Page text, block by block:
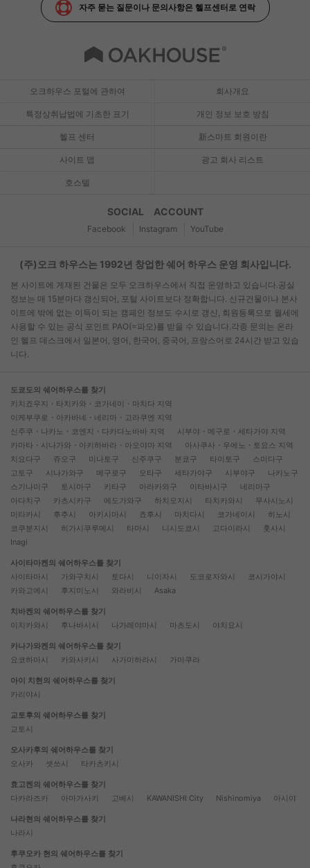
자주 묻는 질문이나 문의사항은 헬프센터로 연락
오크하우스 포털에 관하여 회사개요
특정상취납법에 기초한 표기 개인 정보 보호 방침
헬프 센터 新스마트 회원이란
사이트 맵 광고 회사 리스트
호스텔
SOCIAL ACCOUNT
Facebook Instagram YouTube
(주)오크 하우스는 1992년 창업한 쉐어 하우스 운영 회사입니다.
본 사이트에 게재된 건물은 모두 오크하우스에서 직접 운영하고 있습니다.공실
정보는 매 15분마다 갱신되어, 포털 사이트보다 정확합니다. 신규건물이나 본사
이트에 밖에 없는 이득이 되는 캠페인 정보도 수시로 갱신, 회원등록으로 월세에
사용할 수 있는 공식 포인트 PAO(=파오)를 받을 수 있습니다.각종 문의는 온라
인 헬프 데스크에서 일본어, 영어, 한국어, 중국어, 프랑스어로 24시간 받고 있습
니다.
도쿄도의 쉐어하우스를 찾기
키치죠우지・타치카와・코가네이・마치다 지역
이케부쿠로・아카바네・네리마・고라쿠엔 지역
신주쿠・나카노・코엔지・다카다노바바 지역
시부야・메구로・세타가야 지역
카마타・시나가와・아키하바라・아오야마 지역
아사쿠사・우에노・토요스 지역
치요다구
쥬오구 미나토구 신주쿠구 분쿄구 타이토구
스미다구
고토구
시나가와구 메구로구 오타구 세타가야구 시부야구
나카노구
스기나미구
토시마구 키타구 아라카와구 이타바시구
네리마구
아다치구
카츠시카구 에도가와구 하치오지시 타치카와시
무사시노시
미타카시
후추시 아키시마시 쵸후시 마치다시 코가네이시
히노시
코쿠분지시
히가시쿠루메시 타마시 니시도쿄시 고다이라시
훗사시
Inagi
사이타마켄의 쉐어하우스를 찾기
사이타마시
가와구치시 토다시 니이자시 도코로자와시
코시가야시
카와고에시
후지미노시 와라비시 Asaka
치바켄의 쉐어하우스를 찾기
이치카와시
후나바시시 나가레야마시 마츠도시 야치요시
카나가와켄의 쉐어하우스를 찾기
요코하마시
카와사키시 사가미하라시 가마쿠라
아이 치현의 쉐어하우스를 찾기
카리야시
교토후의 쉐어하우스를 찾기
교토시
오사카후의 쉐어하우스를 찾기
오사카
셋쓰시 타카츠키시
효고켄의 쉐어하우스를 찾기
다카라즈카
아마가사키 고베시 KAWANISHI City Nishinomiya 아시야
나라현의 쉐어하우스를 찾기
나라시
후쿠오카 현의 쉐어하우스를 찾기